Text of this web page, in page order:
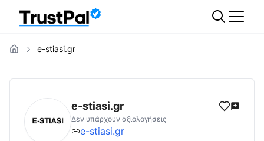
e-stiasi.gr
e-stiasi.grΑξιολογήσεις | Δες
e-stiasi.gr
Δεν υπάρχουν αξιολογήσεις
e-stiasi.gr